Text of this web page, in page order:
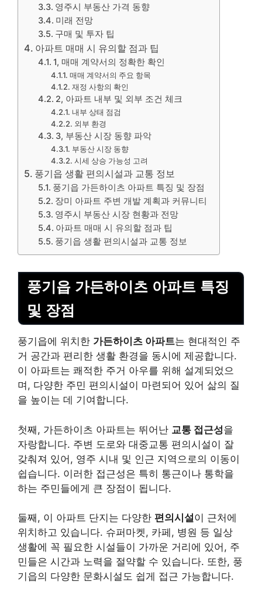
영주시 부동산 가격 동향
미래 전망
구매 및 투자 팁
아파트 매매 시 유의할 점과 팁
1, 매매 계약서의 정확한 확인
매매 계약서의 주요 항목
재정 사항의 확인
2, 아파트 내부 및 외부 조건 체크
내부 상태 점검
외부 환경
3, 부동산 시장 동향 파악
부동산 시장 동향
시세 상승 가능성 고려
풍기읍 생활 편의시설과 교통 정보
풍기읍 가든하이츠 아파트 특징 및 장점
장미 아파트 주변 개발 계획과 커뮤니티
영주시 부동산 시장 현황과 전망
아파트 매매 시 유의할 점과 팁
풍기읍 생활 편의시설과 교통 정보
풍기읍 가든하이츠 아파트 특징
및 장점
풍기읍에 위치한 가든하이츠 아파트는 현대적인 주
거 공간과 편리한 생활 환경을 동시에 제공합니다.
이 아파트는 쾌적한 주거 아우를 위해 설계되었으
며, 다양한 주민 편의시설이 마련되어 있어 삶의 질
을 높이는 데 기여합니다.
첫째, 가든하이츠 아파트는 뛰어난 교통 접근성을
자랑합니다. 주변 도로와 대중교통 편의시설이 잘
갖춰져 있어, 영주 시내 및 인근 지역으로의 이동이
쉽습니다. 이러한 접근성은 특히 통근이나 통학을
하는 주민들에게 큰 장점이 됩니다.
둘째, 이 아파트 단지는 다양한 편의시설이 근처에
위치하고 있습니다. 슈퍼마켓, 카페, 병원 등 일상
생활에 꼭 필요한 시설들이 가까운 거리에 있어, 주
민들은 시간과 노력을 절약할 수 있습니다. 또한, 풍
기읍의 다양한 문화시설도 쉽게 접근 가능합니다.